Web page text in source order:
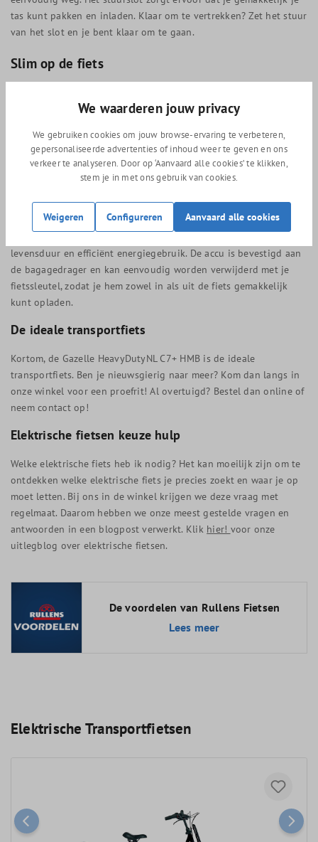
tas kunt pakken en inladen. Klaar om te vertrekken? Zet het stuur
van het slot en je bent klaar om te gaan.
Slim op de fiets
System. In combinatie met de Purion 200 bediening kun je de
extra inzichten krijgen in je rijgegevens, zodat je de rijmodus
optimaal kunt instellen. Met de Shimano Nexus 7 heb je de keuze
uit 7 naafversnellingen, zodat je altijd de juiste ondersteuning
Bij de Gazelle HeavyDutyNL C7+ HMB kun je kiezen tussen een
400Wh of een 500Wh lithium-ion-accu. Deze bieden een lange
levensduur en efficiënt energiegebruik. De accu is bevestigd aan
de bagagedrager en kan eenvoudig worden verwijderd met je
fietssleutel, zodat je hem zowel in als uit de fiets gemakkelijk
kunt opladen.
De ideale transportfiets
Kortom, de Gazelle HeavyDutyNL C7+ HMB is de ideale
transportfiets. Ben je nieuwsgierig naar meer? Kom dan langs in
onze winkel voor een proefrit! Al overtuigd? Bestel dan online of
neem contact op!
Elektrische fietsen keuze hulp
Welke elektrische fiets heb ik nodig? Het kan moeilijk zijn om te
ontdekken welke elektrische fiets je precies zoekt en waar je op
moet letten. Bij ons in de winkel krijgen we deze vraag met
regelmaat. Daarom hebben we onze meest gestelde vragen en
antwoorden in een blogpost verwerkt. Klik hier! voor onze
uitlegblog over elektrische fietsen.
De voordelen van Rullens Fietsen
Lees meer
Elektrische Transportfietsen
We waarderen jouw privacy
We gebruiken cookies om jouw browse-ervaring te verbeteren,
gepersonaliseerde advertenties of inhoud weer te geven en ons
verkeer te analyseren. Door op ‘Aanvaard alle cookies’ te klikken,
stem je in met ons gebruik van cookies.
Weigeren Configureren Aanvaard alle cookies